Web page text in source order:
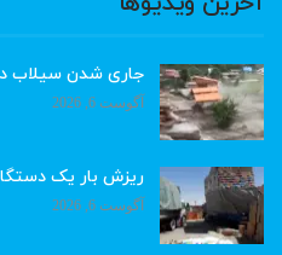
جاری شدن سیلاب
آگوست 6, 2026
ریزش بار یک
آگوست 6, 2026